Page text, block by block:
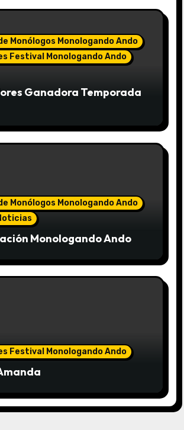
Monólogos Monologando Ando
Festival Monologando Ando
Ganadora Temporada
Monólogos Monologando Ando
Monologando Ando
Festival Monologando Ando